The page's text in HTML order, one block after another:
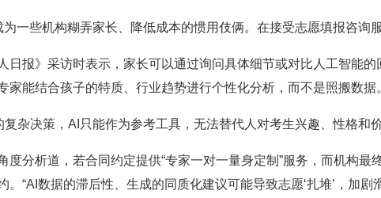
些机构糊弄家长、降低成本的惯用伎俩。在接受志愿填报咨询
》采访时表示，家长可以通过询问具体细节或对比人工智能的
家能结合孩子的特质、行业趋势进行个性化分析，而不是照搬数据
决策，AI只能作为参考工具，无法替代人对考生兴趣、性格和价
析道，若合同约定提供“专家一对一量身定制”服务，而机构最
“AI数据的滞后性、生成的同质化建议可能导致志愿‘扎堆’，加